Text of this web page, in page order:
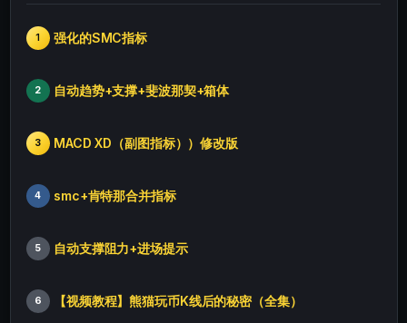
1 强化的SMC指标
2 自动趋势+支撑+斐波那契+箱体
3 MACD XD（副图指标））修改版
4 smc+肯特那合并指标
5 自动支撑阻力+进场提示
6 【视频教程】熊猫玩币K线后的秘密（全集）